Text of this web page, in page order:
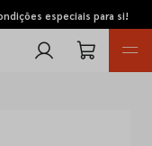
especiais para si!